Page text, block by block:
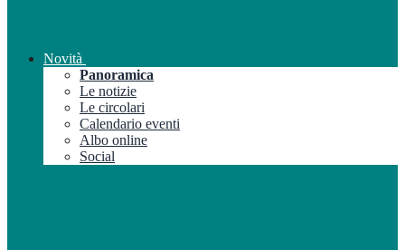
Novità
Panoramica
Le notizie
Le circolari
Calendario eventi
Albo online
Social